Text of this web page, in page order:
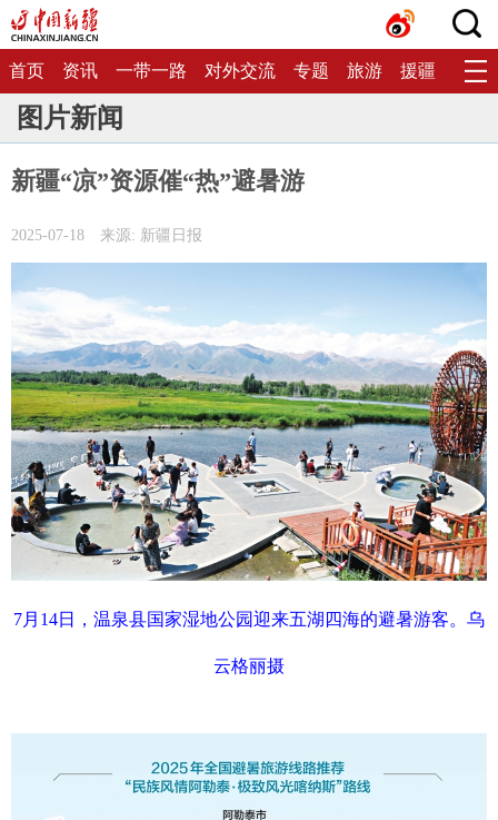
首页 资讯 一带一路 对外交流 专题 旅游 援疆 生态
图片新闻
新疆“凉”资源催“热”避暑游
2025-07-18 来源: 新疆日报
7月14日，温泉县国家湿地公园迎来五湖四海的避暑游客。乌
云格丽摄